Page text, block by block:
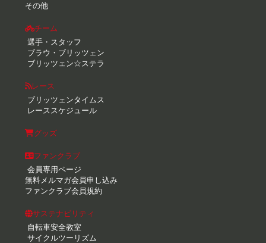
その他
チーム
選手・スタッフ
ブラウ・ブリッツェン
ブリッツェン☆ステラ
レース
ブリッツェンタイムス
レーススケジュール
グッズ
ファンクラブ
会員専用ページ
無料メルマガ会員申し込み
ファンクラブ会員規約
サステナビリティ
自転車安全教室
サイクルツーリズム